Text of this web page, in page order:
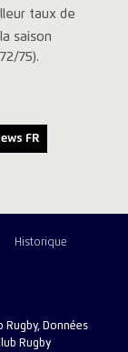
taux de
saison
75).
FR
Historique
Données
Rugby